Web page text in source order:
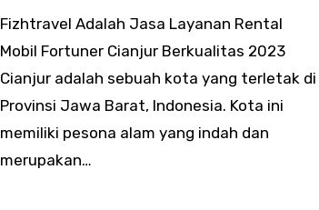
Fizhtravel Adalah Jasa Layanan Rental
Mobil Fortuner Cianjur Berkualitas 2023
Cianjur adalah sebuah kota yang terletak di
Provinsi Jawa Barat, Indonesia. Kota ini
memiliki pesona alam yang indah dan
merupakan…